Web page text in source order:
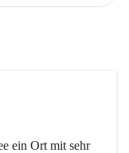
ein Ort mit sehr